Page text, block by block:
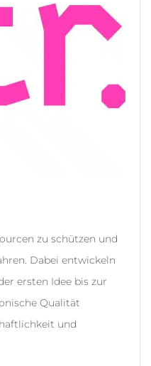
zu schützen und
Dabei entwickeln
ersten Idee bis zur
Qualität
und